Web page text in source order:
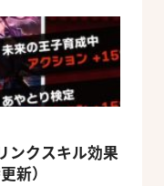
ンクスキル効果
新）